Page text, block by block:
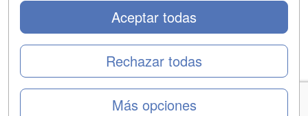
Copyright 2000-2026 Formazion Web, S.L. - Calle
Fermín Caballero, 62 - 28034 Madrid Tel: 91 533 70 78
Más opciones
Rechazar todas
Aceptar todas